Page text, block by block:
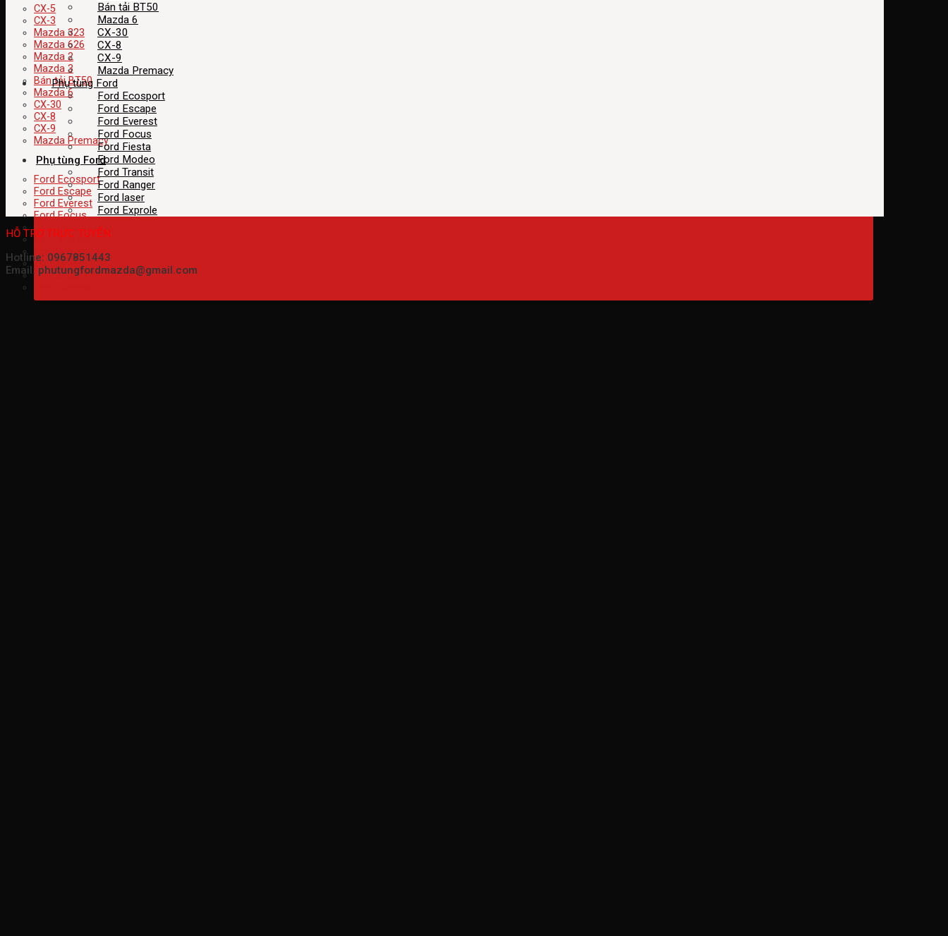
CX-5
CX-3
Mazda 323
Mazda 626
Mazda 2
Mazda 3
Bán tải BT50
Mazda 6
CX-30
CX-8
CX-9
Mazda Premacy
Phụ tùng Ford
Ford Ecosport
Ford Escape
Ford Everest
Ford Focus
Ford Fiesta
Ford Modeo
Ford Transit
Ford Ranger
Ford laser
Bán tải BT50
Mazda 6
CX-30
CX-8
CX-9
Mazda Premacy
Phụ tùng Ford
Ford Ecosport
Ford Escape
Ford Everest
Ford Focus
Ford Fiesta
Ford Modeo
Ford Transit
Ford Ranger
Ford laser
Ford Exprole
HỖ TRỢ TRỰC TUYẾN
Hotline: 0967851443
Email: phutungfordmazda@gmail.com